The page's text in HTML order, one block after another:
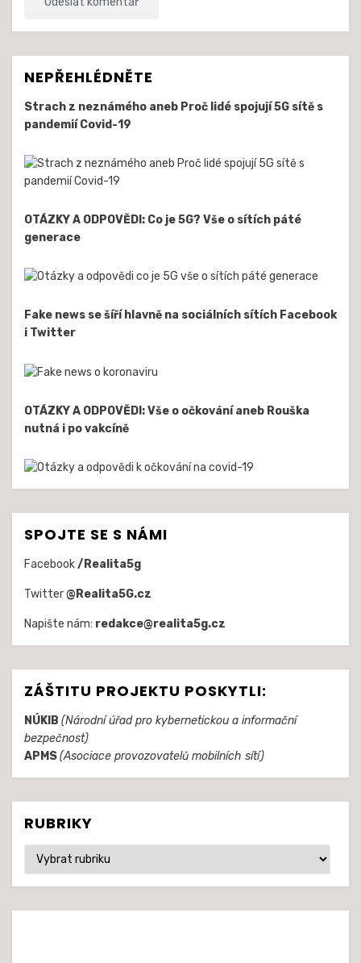
NEPŘEHLÉDNĚTE
Strach z neznámého aneb Proč lidé spojují 5G sítě s
pandemií Covid-19
OTÁZKY A ODPOVĚDI: Co je 5G? Vše o sítích páté
generace
Fake news se šíří hlavně na sociálních sítích Facebook
i Twitter
OTÁZKY A ODPOVĚDI: Vše o očkování aneb Rouška
nutná i po vakcíně
SPOJTE SE S NÁMI
Facebook/Realita5g
Twitter@Realita5G.cz
Napište nám: redakce@realita5g.cz
ZÁŠTITU PROJEKTU POSKYTLI:
NÚKIB (Národní úřad pro kybernetickou a informační
bezpečnost)
APMS(Asociace provozovatelů mobilních sítí)
RUBRIKY
Rubriky